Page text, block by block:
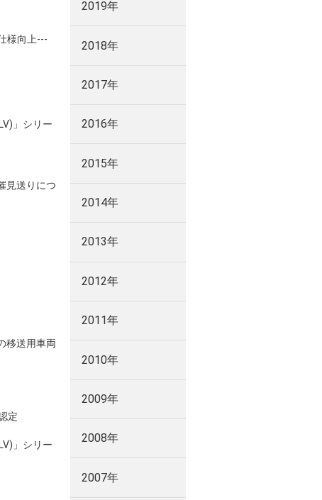
様向上---
」シリー
見送りにつ
移送用車両
定
」シリー
2019年
2018年
2017年
2016年
2015年
2014年
2013年
2012年
2011年
2010年
2009年
2008年
2007年